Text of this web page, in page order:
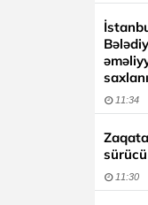
11:34
11:30